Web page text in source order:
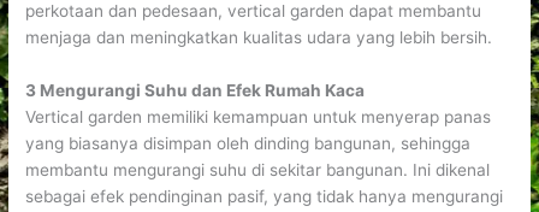
perkotaan dan pedesaan, vertical garden dapat membantu
menjaga dan meningkatkan kualitas udara yang lebih bersih.
3 Mengurangi Suhu dan Efek Rumah Kaca
Vertical garden memiliki kemampuan untuk menyerap panas
yang biasanya disimpan oleh dinding bangunan, sehingga
membantu mengurangi suhu di sekitar bangunan. Ini dikenal
sebagai efek pendinginan pasif, yang tidak hanya mengurangi